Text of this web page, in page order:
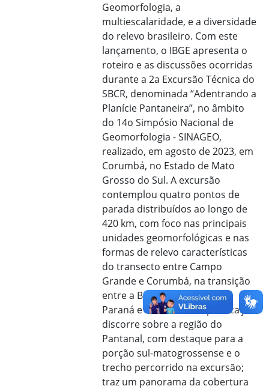
Geomorfologia, a
multiescalaridade, e a diversidade
do relevo brasileiro. Com este
lançamento, o IBGE apresenta o
roteiro e as discussões ocorridas
durante a 2a Excursão Técnica do
SBCR, denominada “Adentrando a
Planície Pantaneira”, no âmbito
do 14o Simpósio Nacional de
Geomorfologia - SINAGEO,
realizado, em agosto de 2023, em
Corumbá, no Estado de Mato
Grosso do Sul. A excursão
contemplou quatro pontos de
parada distribuídos ao longo de
420 km, com foco nas principais
unidades geomorfológicas e nas
formas de relevo características
do transecto entre Campo
Grande e Corumbá, na transição
entre a Bacia Sedimentar do
Paraná e o Pantanal. A publicação
discorre sobre a região do
Pantanal, com destaque para a
porção sul-matogrossense e o
trecho percorrido na excursão;
traz um panorama da cobertura